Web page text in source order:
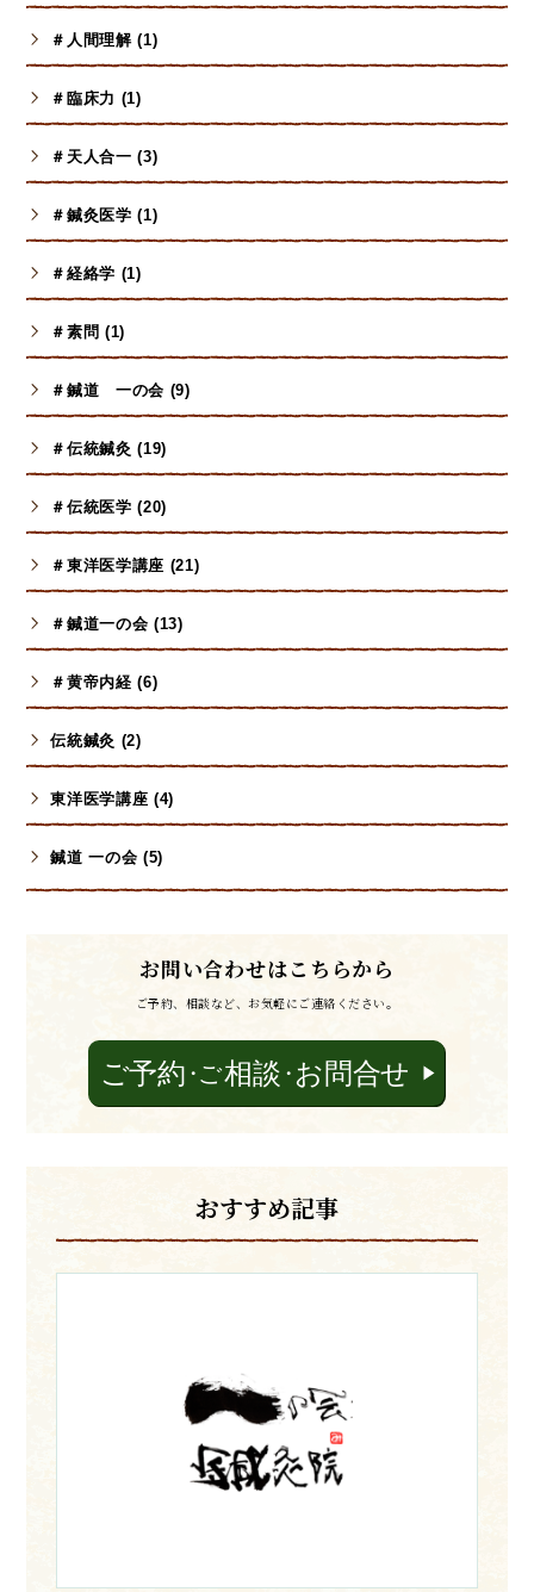
＃人間理解 (1)
＃臨床力 (1)
＃天人合一 (3)
＃鍼灸医学 (1)
＃経絡学 (1)
＃素問 (1)
＃鍼道 一の会 (9)
＃伝統鍼灸 (19)
＃伝統医学 (20)
＃東洋医学講座 (21)
＃鍼道一の会 (13)
＃黄帝内経 (6)
伝統鍼灸 (2)
東洋医学講座 (4)
鍼道 一の会 (5)
お問い合わせはこちらから
ご予約、相談など、お気軽にご連絡ください。
おすすめ記事